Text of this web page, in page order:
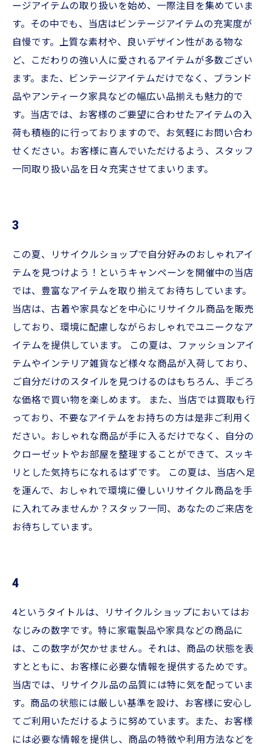
ージアイテムの取り扱いを始め、一際注目を集めていま
す。その中でも、当店はビンテージアイテムの充実度が
自慢です。上質な素材や、良いデザイン性がある物な
ど、こだわりの強い人に愛されるアイテムが多数ござい
ます。また、ビンテージアイテムだけでなく、ブランド
品やアンティーク家具などの幅広い品揃えも魅力的で
す。当店では、お客様のご要望に合わせたアイテムの入
荷も積極的に行っておりますので、お気軽にお問い合わ
せください。お客様に喜んでいただけるよう、スタッフ
一同取り扱い品を日々充実させてまいります。
3
この夏、リサイクルショップで自分好みのおしゃれアイ
テムを見つけよう！というキャンペーンを開催中の当店
では、豊富なアイテムを取り揃えてお待ちしています。
当店は、古着や家具などを中心にリサイクル商品を販売
しており、環境に配慮しながらおしゃれでユニークなア
イテムを提供しています。 この夏は、ファッションアイ
テムやインテリア雑貨など様々な商品が入荷しており、
ご自分だけのスタイルを見つけるのはもちろん、手ごろ
な価格で買い物を楽しめます。 また、当店では買取も行
っており、不要なアイテムをお持ちの方は是非ご利用く
ださい。おしゃれな商品が手に入るだけでなく、自分の
クローゼットやお部屋を整理することができて、スッキ
リとした気持ちになれるはずです。 この夏は、当店へ足
を運んで、おしゃれで環境に優しいリサイクル商品を手
に入れてみませんか？スタッフ一同、あなたのご来店を
お待ちしています。
4
4というタイトルは、リサイクルショップにおいてはお
なじみの数字です。特に家電製品や家具などの商品に
は、この数字が欠かせません。それは、商品の状態を表
すとともに、お客様に必要な情報を提供するためです。
当店では、リサイクル品の品質には特に気を配っていま
す。商品の状態には厳しい基準を設け、お客様に安心し
てご利用いただけるように努めています。また、お客様
には必要な情報を提供し、商品の特徴や利用方法などを